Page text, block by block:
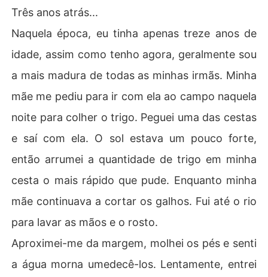
Três anos atrás...
Naquela época, eu tinha apenas treze anos de
idade, assim como tenho agora, geralmente sou
a mais madura de todas as minhas irmãs. Minha
mãe me pediu para ir com ela ao campo naquela
noite para colher o trigo. Peguei uma das cestas
e saí com ela. O sol estava um pouco forte,
então arrumei a quantidade de trigo em minha
cesta o mais rápido que pude. Enquanto minha
mãe continuava a cortar os galhos. Fui até o rio
para lavar as mãos e o rosto.
Aproximei-me da margem, molhei os pés e senti
a água morna umedecê-los. Lentamente, entrei